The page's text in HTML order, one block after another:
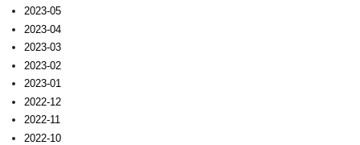
2023-05
2023-04
2023-03
2023-02
2023-01
2022-12
2022-11
2022-10